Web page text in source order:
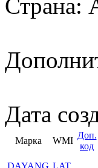
Страна:
Дата
Марка WMI
Доп.
код